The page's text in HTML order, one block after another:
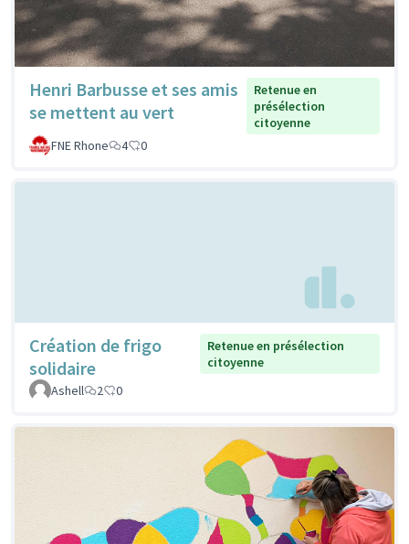
Henri Barbusse et ses amis
se mettent au vert
Retenue en
présélection
citoyenne
FNE Rhone
4 0
Création de frigo
solidaire
Retenue en présélection
citoyenne
Ashell
2 0